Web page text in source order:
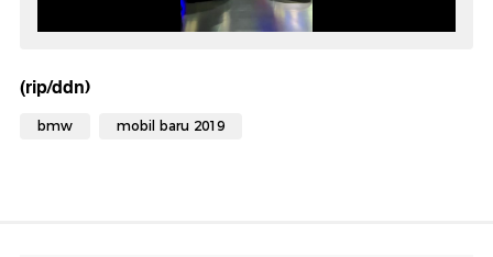
(rip/ddn)
bmw mobil baru 2019